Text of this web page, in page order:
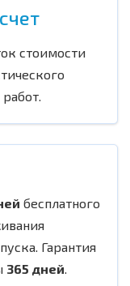
стоимости
бесплатного
Гарантия
365 дней.